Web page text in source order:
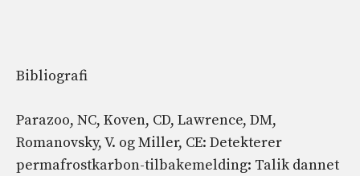
Bibliografi
Parazoo, NC, Koven, CD, Lawrence, DM,
Romanovsky, V. og Miller, CE: Detekterer
permafrostkarbon-tilbakemelding: Talik dannet